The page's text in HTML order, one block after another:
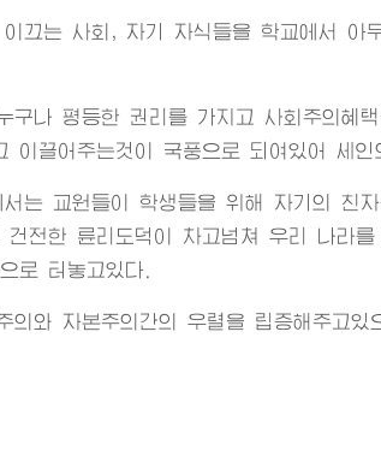
끄는 사회, 자기 자식들을 학교에서
구나 평등한 권리를 가지고 사회주의혜
끌어주는것이 국풍으로 되여있어 세인
는 교원들이 학생들을 위해 자기의 친
전한 륜리도덕이 차고넘쳐 우리 나라
로 터놓고있다.
의와 자본주의간의 우렬을 립증해주고